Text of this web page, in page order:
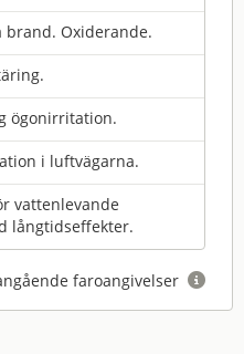
brand. Oxiderande.
ögonirritation.
i luftvägarna.
vattenlevande
långtidseffekter.
faroangivelser 